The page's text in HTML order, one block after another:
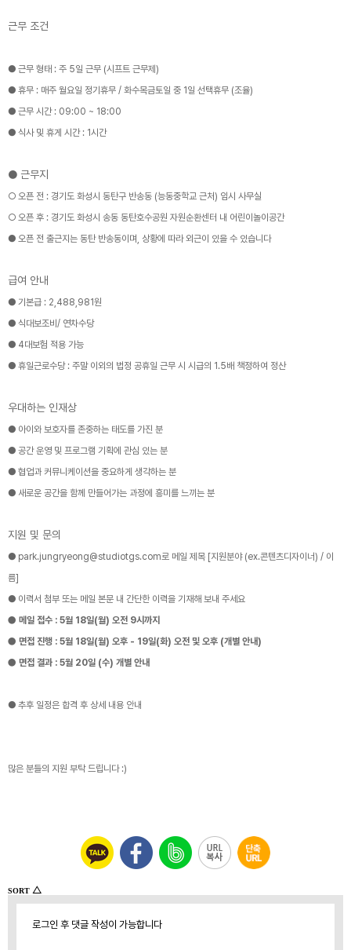
근무 조건
● 근무 형태 : 주 5일 근무 (시프트 근무제)
● 휴무 : 매주 월요일 정기휴무 / 화수목금토일 중 1일 선택휴무 (조율)
● 근무 시간 : 09:00 ~ 18:00
● 식사 및 휴게 시간 : 1시간
● 근무지
○ 오픈 전 : 경기도 화성시 동탄구 반송동 (능동중학교 근처) 임시 사무실
○ 오픈 후 : 경기도 화성시 송동 동탄호수공원 자원순환센터 내 어린이놀이공간
● 오픈 전 출근지는 동탄 반송동이며, 상황에 따라 외근이 있을 수 있습니다
급여 안내
● 기본급 : 2,488,981원
● 식대보조비/ 연차수당
● 4대보험 적용 가능
● 휴일근로수당 : 주말 이외의 법정 공휴일 근무 시 시급의 1.5배 책정하여 정산
우대하는 인재상
● 아이와 보호자를 존중하는 태도를 가진 분
● 공간 운영 및 프로그램 기획에 관심 있는 분
● 협업과 커뮤니케이션을 중요하게 생각하는 분
● 새로운 공간을 함께 만들어가는 과정에 흥미를 느끼는 분
지원 및 문의
● park.jungryeong@studiotgs.com로 메일 제목 [지원분야 (ex.콘텐츠디자이너) / 이
름]
● 이력서 첨부 또는 메일 본문 내 간단한 이력을 기재해 보내 주세요
● 메일 접수 : 5월 18일(월) 오전 9시까지
● 면접 진행 : 5월 18일(월) 오후 - 19일(화) 오전 및 오후 (개별 안내)
● 면접 결과 : 5월 20일 (수) 개별 안내
● 추후 일정은 합격 후 상세 내용 안내
많은 분들의 지원 부탁 드립니다 :)
SORT △
로그인 후 댓글 작성이 가능합니다